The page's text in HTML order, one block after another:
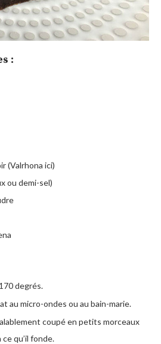
:
(Valrhona ici)
ou demi-sel)
degrés.
au micro-ondes ou au bain-marie.
coupé en petits morceaux
ce qu’il fonde.